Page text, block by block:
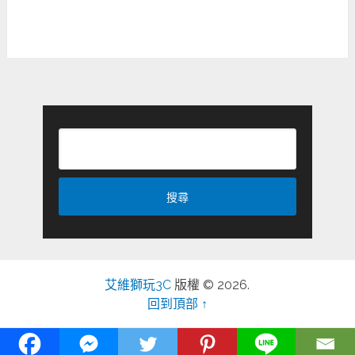
艾維獅玩3C 版權 © 2026.
回到頂部 ↑